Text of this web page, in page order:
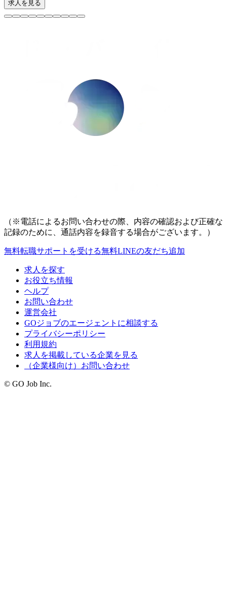
求人を見る
（※電話によるお問い合わせの際、内容の確認および正確な
記録のために、通話内容を録音する場合がございます。）
無料転職サポートを受ける無料LINEの友だち追加
求人を探す
お役立ち情報
ヘルプ
お問い合わせ
運営会社
GOジョブのエージェントに相談する
プライバシーポリシー
利用規約
求人を掲載している企業を見る
（企業様向け）お問い合わせ
© GO Job Inc.